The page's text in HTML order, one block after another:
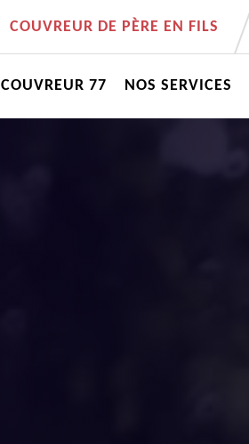
COUVREUR DE PÈRE EN FILS
COUVREUR 77 NOS SERVICES